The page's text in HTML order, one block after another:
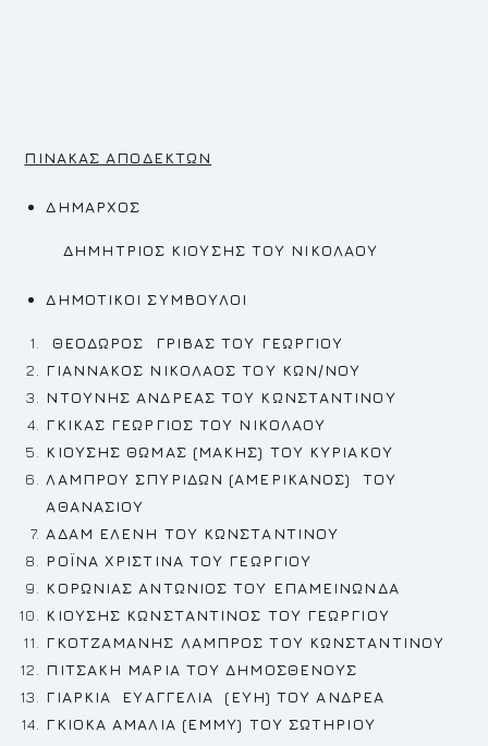
ΠΙΝΑΚΑΣ ΑΠΟΔΕΚΤΩΝ
ΔΗΜΑΡΧΟΣ
ΔΗΜΗΤΡΙΟΣ ΚΙΟΥΣΗΣ ΤΟΥ ΝΙΚΟΛΑΟΥ
ΔΗΜΟΤΙΚΟΙ ΣΥΜΒΟΥΛΟΙ
ΘΕΟΔΩΡΟΣ ΓΡΙΒΑΣ ΤΟΥ ΓΕΩΡΓΙΟΥ
ΓΙΑΝΝΑΚΟΣ ΝΙΚΟΛΑΟΣ ΤΟΥ ΚΩΝ/ΝΟΥ
ΝΤΟΥΝΗΣ ΑΝΔΡΕΑΣ ΤΟΥ ΚΩΝΣΤΑΝΤΙΝΟΥ
ΓΚΙΚΑΣ ΓΕΩΡΓΙΟΣ ΤΟΥ ΝΙΚΟΛΑΟΥ
ΚΙΟΥΣΗΣ ΘΩΜΑΣ (ΜΑΚΗΣ) ΤΟΥ ΚΥΡΙΑΚΟΥ
ΛΑΜΠΡΟΥ ΣΠΥΡΙΔΩΝ (ΑΜΕΡΙΚΑΝΟΣ) ΤΟΥ
ΑΘΑΝΑΣΙΟΥ
ΑΔΑΜ ΕΛΕΝΗ ΤΟΥ ΚΩΝΣΤΑΝΤΙΝΟΥ
ΡΟΪΝΑ ΧΡΙΣΤΙΝΑ ΤΟΥ ΓΕΩΡΓΙΟΥ
ΚΟΡΩΝΙΑΣ ΑΝΤΩΝΙΟΣΤΟΥ ΕΠΑΜΕΙΝΩΝΔΑ
ΚΙΟΥΣΗΣ ΚΩΝΣΤΑΝΤΙΝΟΣ ΤΟΥ ΓΕΩΡΓΙΟΥ
ΓΚΟΤΖΑΜΑΝΗΣ ΛΑΜΠΡΟΣ ΤΟΥ ΚΩΝΣΤΑΝΤΙΝΟΥ
ΠΙΤΣΑΚΗ ΜΑΡΙΑ ΤΟΥ ΔΗΜΟΣΘΕΝΟΥΣ
ΓΙΑΡΚΙΑ ΕΥΑΓΓΕΛΙΑ (ΕΥΗ) ΤΟΥ ΑΝΔΡΕΑ
ΓΚΙΟΚΑ ΑΜΑΛΙΑ (ΕΜΜΥ) ΤΟΥ ΣΩΤΗΡΙΟΥ